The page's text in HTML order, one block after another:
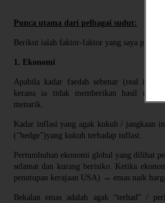
Punca utama dari pelbagai sudut:
Berikut ialah faktor-faktor yang saya
1. Ekonomi
Apabila kadar faedah sebenar (real
kerana ia tidak memberikan hasil
menarik.
Kadar inflasi yang agak kukuh / jangkaan
(“hedge”)yang kukuh terhadap inflasi.
Pertumbuhan ekonomi global yang dilihat
selamat dan kurang berisiko. Ketika
penutupan kerajaan USA) → emas naik
Bekalan emas adalah agak “terhad” /